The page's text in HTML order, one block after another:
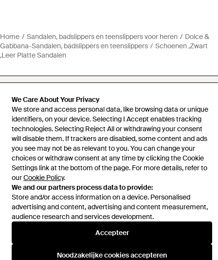
We Care About Your Privacy
We store and access personal data, like browsing data or unique
identifiers, on your device. Selecting I Accept enables tracking
technologies. Selecting Reject All or withdrawing your consent
will disable them. If trackers are disabled, some content and ads
you see may not be as relevant to you. You can change your
choices or withdraw consent at any time by clicking the Cookie
Settings link at the bottom of the page. For more details, refer to
ourCookie Policy.
We and our partners process data to provide:
Store and/or access information on a device. Personalised
advertising and content, advertising and content measurement,
audience research and services development.
Accepteer
Noodzakelijke cookies accepteren
Home Sandalen, badslippers en teenslippers voor heren
Dolce &
Gabbana-Sandalen, badslippers en teenslippers
Schoenen ,Zwart
,Leer Platte Sandalen
Hulp en informatie